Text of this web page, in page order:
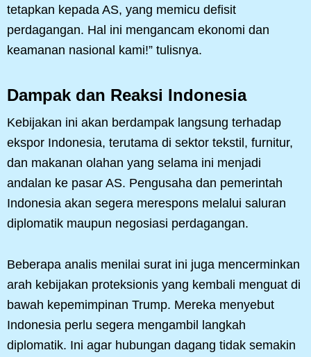
tetapkan kepada AS, yang memicu defisit
perdagangan. Hal ini mengancam ekonomi dan
keamanan nasional kami!” tulisnya.
Dampak dan Reaksi Indonesia
Kebijakan ini akan berdampak langsung terhadap
ekspor Indonesia, terutama di sektor tekstil, furnitur,
dan makanan olahan yang selama ini menjadi
andalan ke pasar AS. Pengusaha dan pemerintah
Indonesia akan segera merespons melalui saluran
diplomatik maupun negosiasi perdagangan.
Beberapa analis menilai surat ini juga mencerminkan
arah kebijakan proteksionis yang kembali menguat di
bawah kepemimpinan Trump. Mereka menyebut
Indonesia perlu segera mengambil langkah
diplomatik. Ini agar hubungan dagang tidak semakin